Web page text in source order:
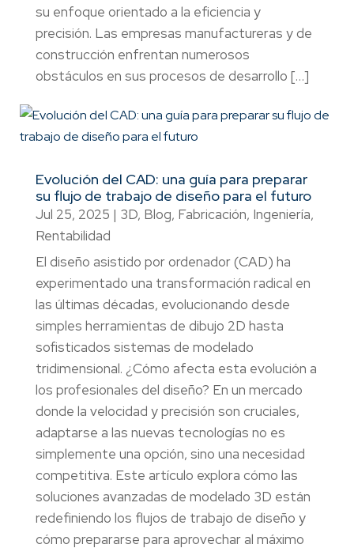
su enfoque orientado a la eficiencia y
precisión. Las empresas manufactureras y de
construcción enfrentan numerosos
obstáculos en sus procesos de desarrollo […]
Evolución del CAD: una guía para preparar
su flujo de trabajo de diseño para el futuro
Jul 25, 2025 | 3D, Blog, Fabricación, Ingeniería,
Rentabilidad
El diseño asistido por ordenador (CAD) ha
experimentado una transformación radical en
las últimas décadas, evolucionando desde
simples herramientas de dibujo 2D hasta
sofisticados sistemas de modelado
tridimensional. ¿Cómo afecta esta evolución a
los profesionales del diseño? En un mercado
donde la velocidad y precisión son cruciales,
adaptarse a las nuevas tecnologías no es
simplemente una opción, sino una necesidad
competitiva. Este artículo explora cómo las
soluciones avanzadas de modelado 3D están
redefiniendo los flujos de trabajo de diseño y
cómo prepararse para aprovechar al máximo